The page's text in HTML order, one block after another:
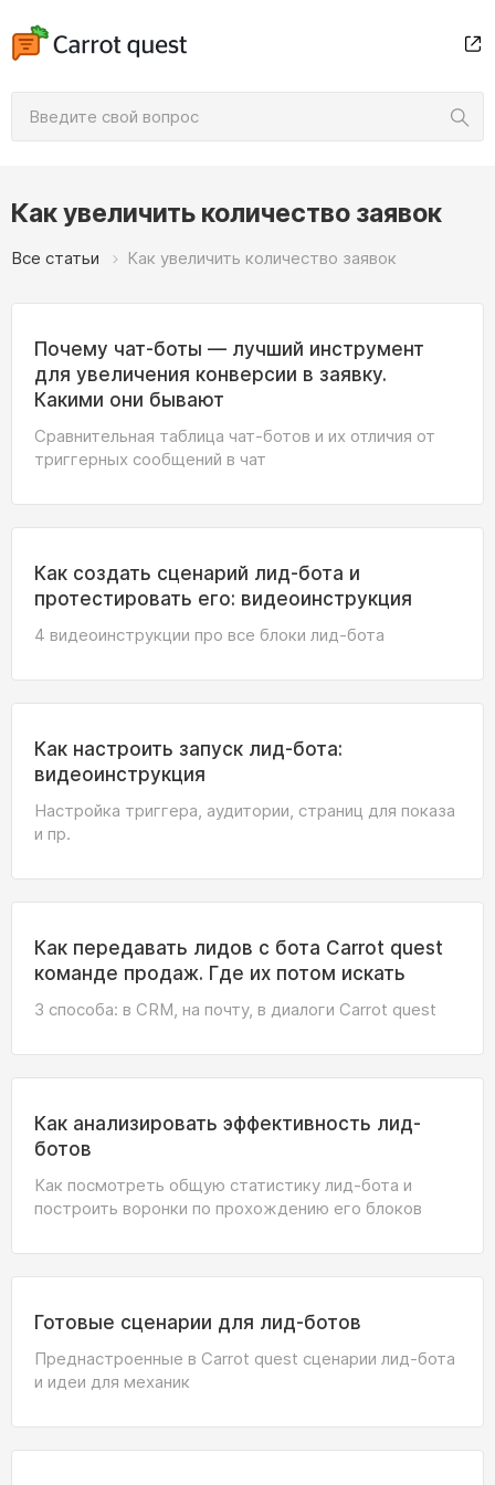
Как увеличить количество заявок
Все статьи Как увеличить количество заявок
Почему чат-боты — лучший инструмент
для увеличения конверсии в заявку.
Какими они бывают
Сравнительная таблица чат-ботов и их отличия от
триггерных сообщений в чат
Как создать сценарий лид-бота и
протестировать его: видеоинструкция
4 видеоинструкции про все блоки лид-бота
Как настроить запуск лид-бота:
видеоинструкция
Настройка триггера, аудитории, страниц для показа
и пр.
Как передавать лидов с бота Carrot quest
команде продаж. Где их потом искать
3 способа: в CRM, на почту, в диалоги Carrot quest
Как анализировать эффективность лид-
ботов
Как посмотреть общую статистику лид-бота и
построить воронки по прохождению его блоков
Готовые сценарии для лид-ботов
Преднастроенные в Carrot quest сценарии лид-бота
и идеи для механик